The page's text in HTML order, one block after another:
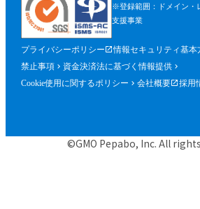
※登録範囲：ドメイン・
支援事業
プライバシーポリシー 情報セキュリティ基本
禁止事項
資金決済法に基づく情報提供
Cookie使用に関するポリシー
会社概要 採用
©GMO Pepabo, Inc. All